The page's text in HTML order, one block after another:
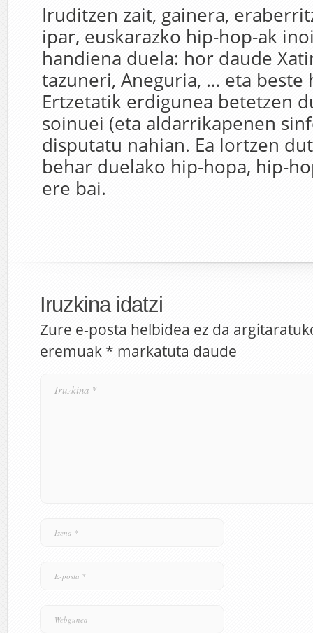
Iruditzen zait, gainera,
ipar, euskarazko hip-hop-ak
handiena duela: hor daude
tazuneri, Aneguria, … eta beste
Ertzetatik erdigunea betetzen
soinuei (eta aldarrikapenen
disputatu nahian. Ea lortzen
behar duelako hip-hopa, hip-
ere bai.
Iruzkina idatzi
Zure e-posta helbidea ez da
eremuak * markatuta daude